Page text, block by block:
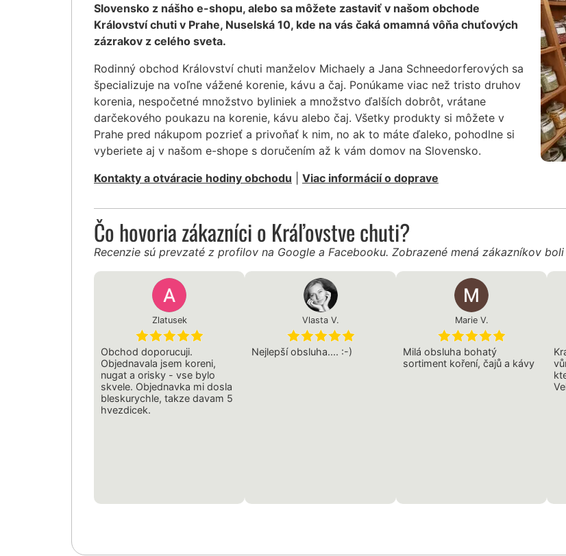
Slovensko z nášho e-shopu, alebo sa môžete zastaviť v našom obchode
Království chuti v Prahe, Nuselská 10, kde na vás čaká omamná vôňa chuťových
zázrakov z celého sveta.
Rodinný obchod Království chuti manželov Michaely a Jana Schneedorferových sa
špecializuje na voľne vážené korenie, kávu a čaj. Ponúkame viac než tristo druhov
korenia, nespočetné množstvo byliniek a množstvo ďalších dobrôt, vrátane
darčekového poukazu na korenie, kávu alebo čaj. Všetky produkty si môžete v
Prahe pred nákupom pozrieť a privoňať k nim, no ak to máte ďaleko, pohodlne si
vyberiete aj v našom e-shope s doručením až k vám domov na Slovensko.
Kontakty a otváracie hodiny obchodu
Viac informácií o doprave
Čo hovoria zákazníci o Kráľovstve chuti?
Recenzie sú prevzaté z profilov na Google a Facebooku. Zobrazené mená zákazníkov
Zlatusek
Obchod doporucuji.
Objednavala jsem koreni,
nugat a orisky - vse bylo
skvele. Objednavka mi dosla
bleskurychle, takze davam 5
hvezdicek.
Vlasta V.
Nejlepší obsluha.... :-)
Marie V.
Milá obsluha bohatý
sortiment koření, čajů a kávy